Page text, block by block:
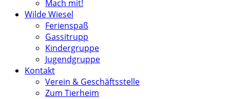
Mach mit!
Wilde Wiesel
Ferienspaß
Gassitrupp
Kindergruppe
Jugendgruppe
Kontakt
Verein & Geschäftsstelle
Zum Tierheim